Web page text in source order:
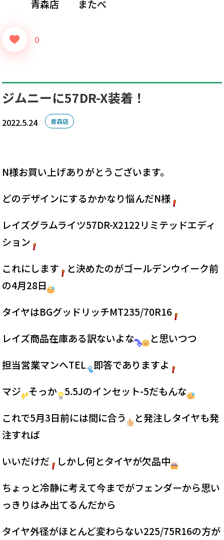
青森店 またべ
0
ジムニーに57DR-X装着！
2022.5.24 青森店
N様お買い上げありがとうございます。
どのデザインにするかかなり悩んだN様
レイズグラムライツ57DR-X2122リミテッドエディ
ション
これにします
と決めたのがゴールデンウイーク前
の4月28日
タイヤはBGグッドリッチMT235/70R16
レイズ商品在庫ある訳ないよな
と思いつつ
担当営業マンへTEL
即答でありますよ
マジ
そっか 5.5Jのインセット-5だもんな
これで5月3日前には間に合う
と発注しタイヤも発
注すれば
いいだけだ
しかし何とタイヤが欠品中
ちょっと冷静に考えて今までがフェンダーから思い
っきりはみ出てるんだから
タイヤ外径がほとんど変わらない225/75R16の方が